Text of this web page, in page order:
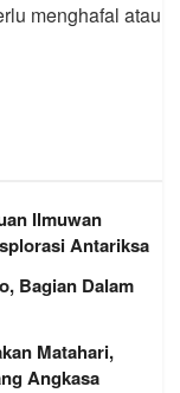
menghafal atau
Ilmuwan
Antariksa
Bagian Dalam
Matahari,
Angkasa